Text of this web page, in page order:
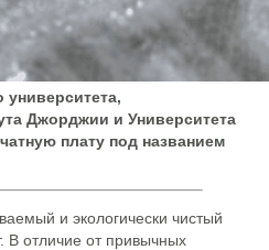
Джорджии и Университета
плату под названием
и экологически чистый
В отличие от привычных